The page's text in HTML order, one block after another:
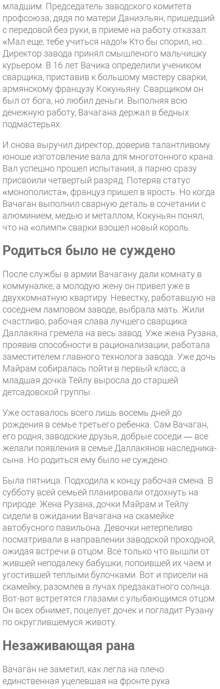
младшим. Председатель заводского комитета
профсоюза, дядя по матери Даниэльян, пришедший
с передовой без руки, в приеме на работу отказал:
«Мал еще, тебе учиться надо!» Кто бы спорил, но...
Директор завода принял смышленого мальчишку
курьером. В 16 лет Вачика определили учеником
сварщика, приставив к большому мастеру сварки,
армянскому французу Кокуньяну. Сварщиком он
был от бога, но любил деньги. Выполняя всю
денежную работу, Вачагана держал в бедных
подмастерьях.
И снова выручил директор, доверив талантливому
юноше изготовление вала для многотонного крана.
Вал успешно прошел испытания, а парню сразу
присвоили четвертый разряд. Потеряв статус
«монополиста», француз пришел в ярость. Но когда
Вачаган выполнил сварную деталь в сочетании с
алюминием, медью и металлом, Кокуньян понял,
что на «олимп» сварки взошел новый король.
Родиться было не суждено
После службы в армии Вачагану дали комнату в
коммуналке, а молодую жену он привел уже в
двухкомнатную квартиру. Невестку, работавшую на
соседнем ламповом заводе, выбрала мать. Жили
счастливо, рабочая слава лучшего сварщика
Даллакяна гремела на весь завод. Уже жена Рузана,
проявив способности в рационализации, работала
заместителем главного технолога завода. Уже дочь
Майрам собиралась пойти в первый класс, а
младшая дочка Тейлу выросла до старшей
детсадовской группы.
Уже оставалось всего лишь восемь дней до
рождения в семье третьего ребенка. Сам Вачаган,
его родня, заводские друзья, добрые соседи — все
желали появления в семье Даллакянов наследника-
сына. Но родиться ему было не суждено.
Была пятница. Подходила к концу рабочая смена. В
субботу всей семьей планировали отдохнуть на
природе. Жена Рузана, дочки Майрам и Тейлу
сидели в ожидании Вачагана на скамейке
автобусного павильона. Девочки нетерпеливо
посматривали в направлении заводской проходной,
ожидая встречи в отцом. Все только что вышли от
жившей неподалеку бабушки, попоившей их чаем и
угостившей теплыми булочками. Вот и присели на
скамейку, разомлев в лучах предзакатного солнца.
Вот-вот встретятся глазами с улыбающимся отцом.
Он всех обнимет, поцелует дочек и погладит Рузану
по округлившемуся животу.
Незаживающая рана
Вачаган не заметил, как легла на плечо
единственная уцелевшая на фронте рука